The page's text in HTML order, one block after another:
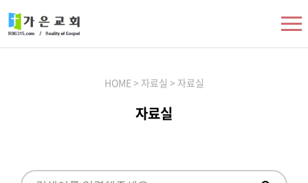
HOME > 자료실 > 자료실
자료실